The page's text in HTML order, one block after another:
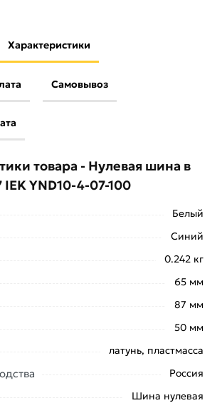
Характеристики
Самовывоз
YND10-4-07-100 из категории
Кросс-
в Москве и области.
менеджеры обработают
с Вами для согласования условий
ознакомиться с
и отзывами.
товара - Нулевая шина в
YND10-4-07-100
Белый
Синий
0.242 кг
65 мм
87 мм
50 мм
латунь, пластмасса
Россия
Шина нулевая